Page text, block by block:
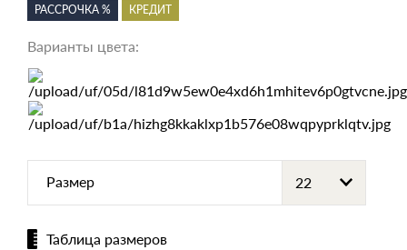
РАССРОЧКА % КРЕДИТ
Варианты цвета:
Размер
Таблица размеров